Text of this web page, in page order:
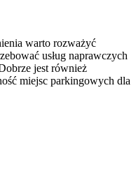
warto rozważyć
usług naprawczych
jest również
miejsc parkingowych dla